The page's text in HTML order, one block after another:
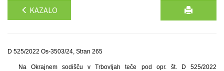
KAZALO
D 525/2022 Os-3503/24, Stran 265
Na Okrajnem sodišču v Trbovljah teče pod opr. št. D 525/2022